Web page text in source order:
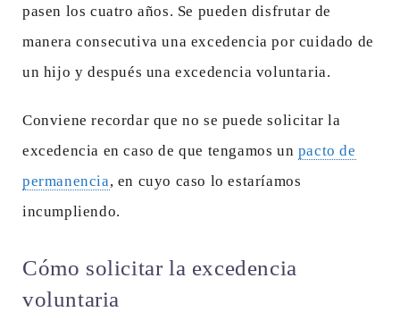
pasen los cuatro años. Se pueden disfrutar de
manera consecutiva una excedencia por cuidado de
un hijo y después una excedencia voluntaria.
Conviene recordar que no se puede solicitar la
excedencia en caso de que tengamos un pacto de
permanencia, en cuyo caso lo estaríamos
incumpliendo.
Cómo solicitar la excedencia
voluntaria